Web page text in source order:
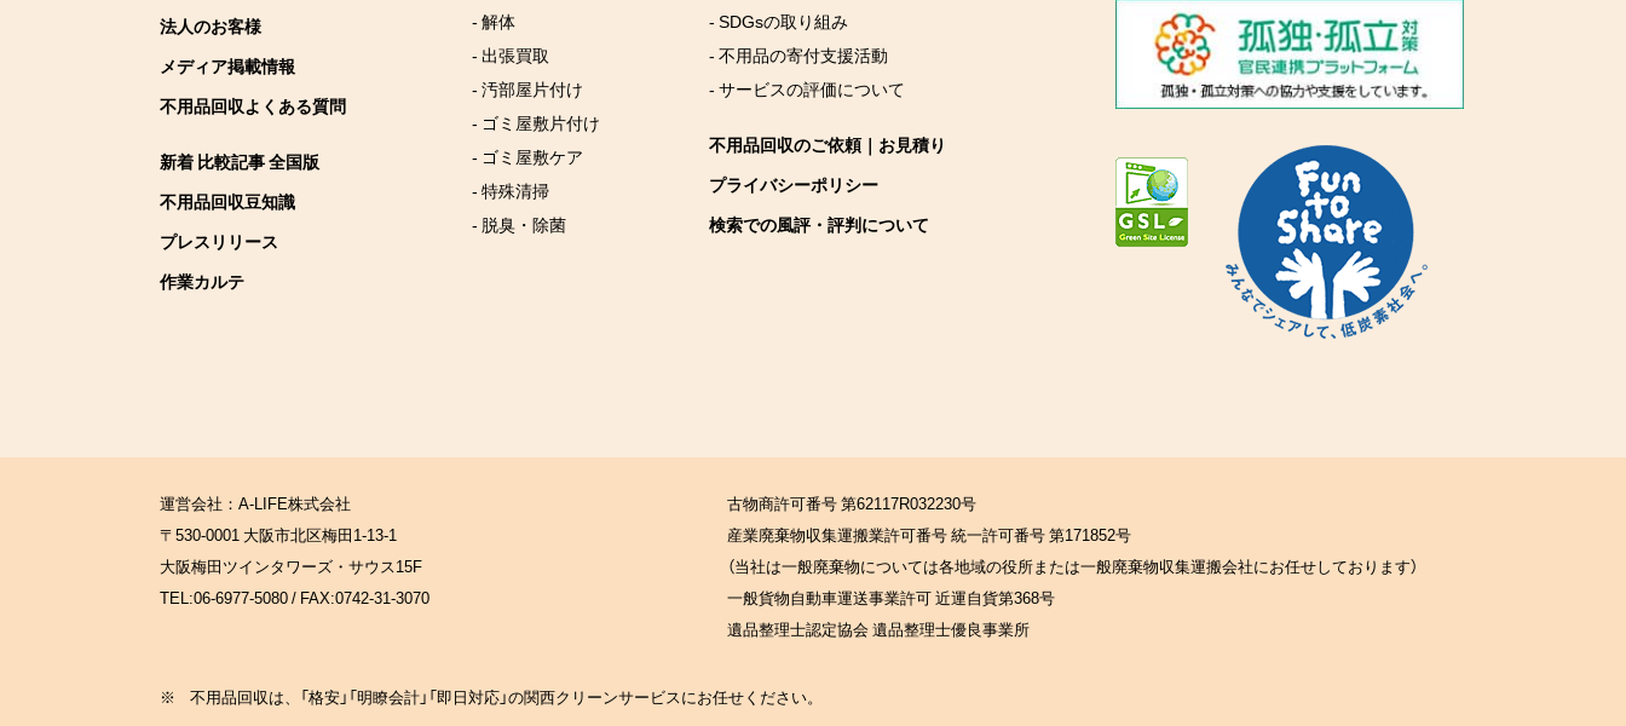
法人のお客様
メディア掲載情報
不用品回収よくある質問
新着 比較記事 全国版
不用品回収豆知識
プレスリリース
作業カルテ
- 解体
- 出張買取
- 汚部屋片付け
- ゴミ屋敷片付け
- ゴミ屋敷ケア
- 特殊清掃
- 脱臭・除菌
- SDGsの取り組み
- 不用品の寄付支援活動
- サービスの評価について
不用品回収のご依頼｜お見積り
プライバシーポリシー
検索での風評・評判について
運営会社：A-LIFE株式会社
〒530-0001 大阪市北区梅田1-13-1
大阪梅田ツインタワーズ・サウス15F
TEL:06-6977-5080 / FAX:0742-31-3070
古物商許可番号 第62117R032230号
産業廃棄物収集運搬業許可番号 統一許可番号 第171852号
（当社は一般廃棄物については各地域の役所または一般廃棄物収集運搬会社にお任せしております）
一般貨物自動車運送事業許可 近運自貨第368号
遺品整理士認定協会 遺品整理士優良事業所
※ 不用品回収は、「格安」「明瞭会計」「即日対応」の関西クリーンサービスにお任せください。